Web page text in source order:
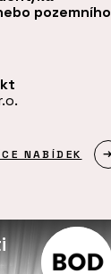
pozemního
NABÍDEK